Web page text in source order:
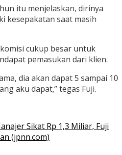
itu menjelaskan, dirinya
kesepakatan saat masih
cukup besar untuk
pemasukan dari klien.
dia akan dapat 5 sampai 10
aku dapat,” tegas Fuji.
Sikat Rp 1,3 Miliar, Fuji
(jpnn.com)